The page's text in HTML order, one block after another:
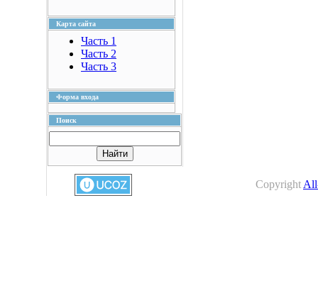
Карта сайта
Часть 1
Часть 2
Часть 3
Форма входа
Поиск
Copyright